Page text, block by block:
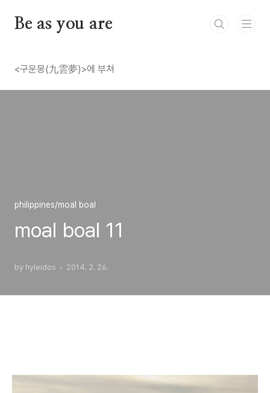
Be as you are
<구운몽(九雲夢)>에 부쳐
philippines/moal boal
moal boal 11
by hyleidos 2014. 2. 26.